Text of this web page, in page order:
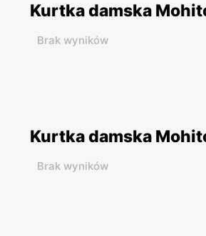
Kurtka damska
Brak wyników
Kurtka damska
Brak wyników